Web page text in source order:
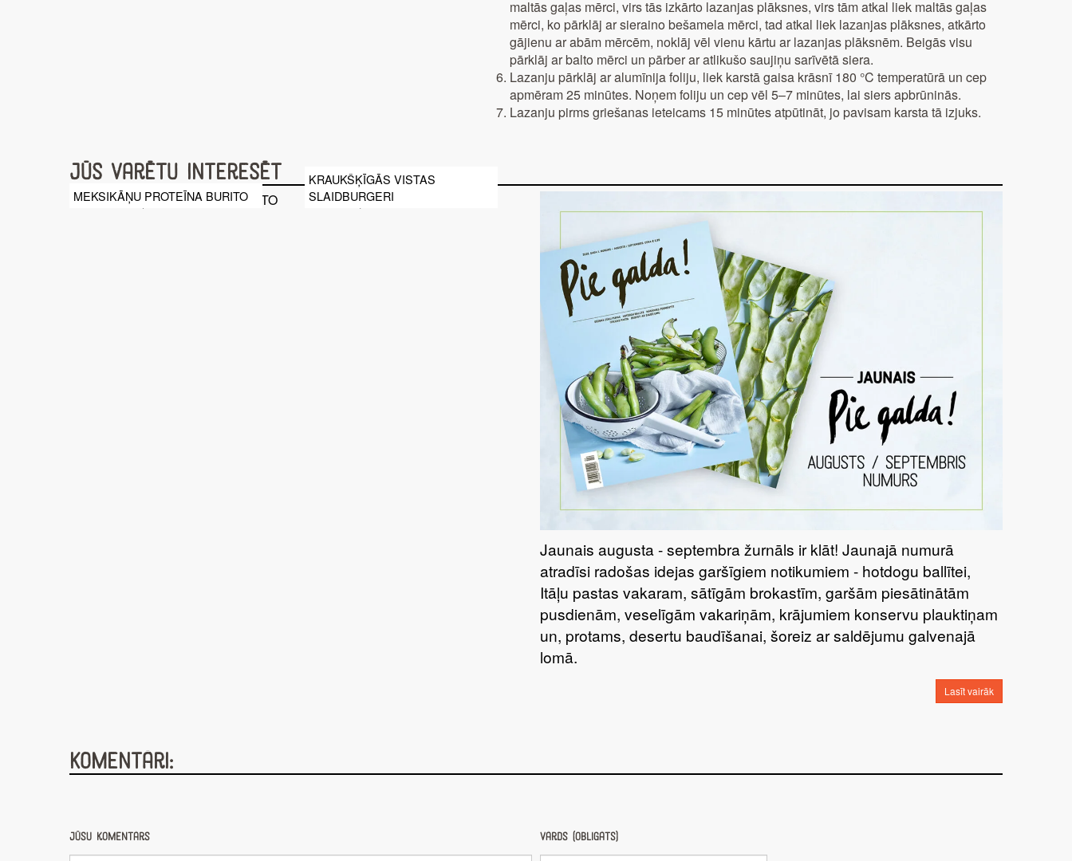
maltās gaļas mērci, virs tās izkārto lazanjas plāksnes, virs tām atkal liek maltās gaļas
mērci, ko pārklāj ar sieraino bešamela mērci, tad atkal liek lazanjas plāksnes, atkārto
gājienu ar abām mērcēm, noklāj vēl vienu kārtu ar lazanjas plāksnēm. Beigās visu
pārklāj ar balto mērci un pārber ar atlikušo saujiņu sarīvētā siera.
Lazanju pārklāj ar alumīnija foliju, liek karstā gaisa krāsnī 180 °C temperatūrā un cep
apmēram 25 minūtes. Noņem foliju un cep vēl 5–7 minūtes, lai siers apbrūninās.
Lazanju pirms griešanas ieteicams 15 minūtes atpūtināt, jo pavisam karsta tā izjuks.
Jūs varētu interesēt
MEKSIKĀŅU PROTEĪNA BURITO
KRAUKŠĶĪGĀS VISTAS
SLAIDBURGERI
Jaunais augusta - septembra žurnāls ir klāt! Jaunajā numurā
atradīsi radošas idejas garšīgiem notikumiem - hotdogu ballītei,
Itāļu pastas vakaram, sātīgām brokastīm, garšām piesātinātām
pusdienām, veselīgām vakariņām, krājumiem konservu plauktiņam
un, protams, desertu baudīšanai, šoreiz ar saldējumu galvenajā
lomā.
Lasīt vairāk
Komentāri:
Jūsu komentārs Vārds (obligāts)